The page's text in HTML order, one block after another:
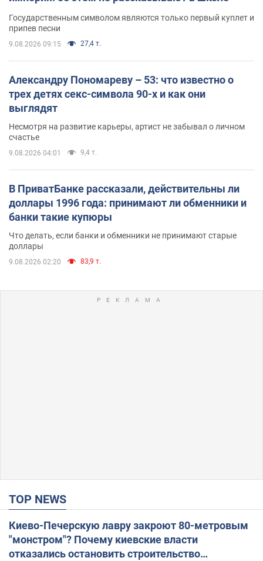
Государственным символом являются только первый куплет и
припев песни
9.08.2026 09:15 27,4 т.
Александру Пономареву – 53: что известно о
трех детях секс-символа 90-х и как они
выглядят
Несмотря на развитие карьеры, артист не забывал о личном
счастье
9.08.2026 04:01 9,4 т.
В ПриватБанке рассказали, действительны ли
доллары 1996 года: принимают ли обменники и
банки такие купюры
Что делать, если банки и обменники не принимают старые
доллары
9.08.2026 02:20 83,9 т.
TOP NEWS
Киево-Печерскую лавру закроют 80-метровым
"монстром"? Почему киевские власти
отказались остановить строительство